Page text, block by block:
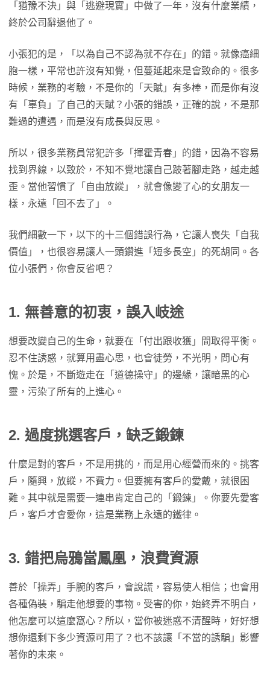
「猶豫不決」與「逃避現實」中做了一年，沒有什麼業績，
終於公司辭退他了。
小張犯的是，「以為自己不認為就不存在」的錯。就像癌細
胞一樣，平常也許沒有知覺，但蔓延起來是會致命的。很多
時候，業務的考驗，不是你的「天賦」有多棒，而是你有沒
有「辜負」了自己的天賦？小張的錯誤，正確的說，不是那
難過的遭遇，而是沒有成長與反思。
所以，很多業務員常犯許多「揮霍青春」的錯，因為不容易
找到界線，以致於，不知不覺地讓自己跛著腳走路，越走越
歪。當他習慣了「自由放縱」，就會像變了心的女朋友一
樣，永遠「回不去了」。
我們細數一下，以下的十三個錯誤行為，它讓人喪失「自我
價值」，也很容易讓人一頭鑽進「短多長空」的死胡同。各
位小張們，你會反省吧？
1. 無善意的初衷，誤入岐途
想要改變自己的生命，就要在「付出跟收獲」間取得平衡。
忍不住誘惑，就算用盡心思，也會徒勞，不光明，問心有
愧。於是，不斷遊走在「道德操守」的邊緣，讓暗黑的心
靈，污染了所有的上進心。
2. 過度挑選客戶，缺乏鍛鍊
什麼是對的客戶，不是用挑的，而是用心經營而來的。挑客
戶，隨興，放縱，不費力。但要擁有客戶的愛戴，就很困
難。其中就是需要一連串肯定自己的「鍛鍊」。你要先愛客
戶，客戶才會愛你，這是業務上永遠的鐵律。
3. 錯把烏鴉當鳳凰，浪費資源
善於「操弄」手腕的客戶，會說謊，容易使人相信；也會用
各種偽裝，騙走他想要的事物。受害的你，始終弄不明白，
他怎麼可以這麼窩心？所以，當你被迷惑不清醒時，好好想
想你還剩下多少資源可用了？也不該讓「不當的誘騙」影響
著你的未來。